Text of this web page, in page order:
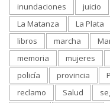
inundaciones
juicio
La Matanza
La Plata
libros
marcha
memoria
mujeres
policía
provincia
reclamo
Salud